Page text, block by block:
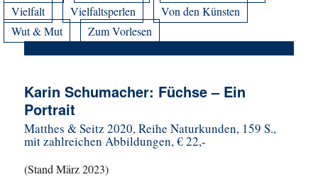
Vielfalt
Vielfaltsperlen
Von den Künsten
Wut & Mut
Zum Vorlesen
Karin Schumacher: Füchse – Ein
Portrait
Matthes & Seitz 2020, Reihe Naturkunden, 159 S.,
mit zahlreichen Abbildungen, € 22,-
(Stand März 2023)